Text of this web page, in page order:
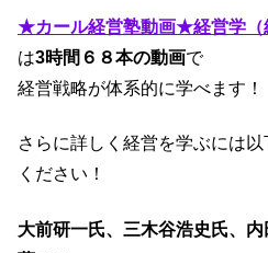
★カール経営塾動画★経営学（
は3時間６８本の動画で
経営戦略が体系的に学べます！
さらに詳しく経営を学ぶには
ください！
大前研一氏、三木谷浩史氏、